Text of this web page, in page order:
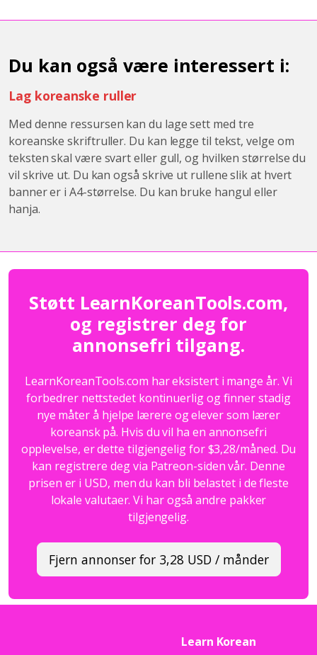
Du kan også være interessert i:
Lag koreanske ruller
Med denne ressursen kan du lage sett med tre
koreanske skriftruller. Du kan legge til tekst, velge om
teksten skal være svart eller gull, og hvilken størrelse du
vil skrive ut. Du kan også skrive ut rullene slik at hvert
banner er i A4-størrelse. Du kan bruke hangul eller
hanja.
Støtt LearnKoreanTools.com,
og registrer deg for
annonsefri tilgang.
LearnKoreanTools.com har eksistert i mange år. Vi
forbedrer nettstedet kontinuerlig og finner stadig
nye måter å hjelpe lærere og elever som lærer
koreansk på. Hvis du vil ha en annonsefri
opplevelse, er dette tilgjengelig for $3,28/måned. Du
kan registrere deg via Patreon-siden vår. Denne
prisen er i USD, men du kan bli belastet i de fleste
lokale valutaer. Vi har også andre pakker
tilgjengelig.
Fjern annonser for 3,28 USD / månder
Learn Korean